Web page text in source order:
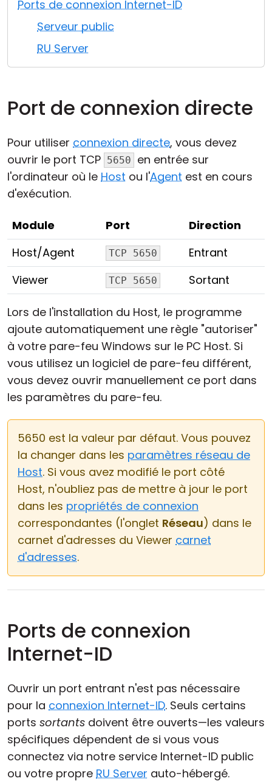
Ports de connexion Internet-ID
Serveur public
RU Server
Port de connexion directe
Pour utiliser connexion directe, vous devez
ouvrir le port TCP 5650
en entrée sur
l'ordinateur où le Host ou l'Agent est en cours
d'exécution.
Module Port
Direction
Host/Agent
TCP 5650
Entrant
Viewer
TCP 5650 Sortant
Lors de l'installation du Host, le programme
ajoute automatiquement une règle "autoriser"
à votre pare-feu Windows sur le PC Host. Si
vous utilisez un logiciel de pare-feu différent,
vous devez ouvrir manuellement ce port dans
les paramètres du pare-feu.
5650 est la valeur par défaut. Vous pouvez
la changer dans les paramètres réseau de
Host. Si vous avez modifié le port côté
Host, n'oubliez pas de mettre à jour le port
dans les propriétés de connexion
correspondantes (l'onglet Réseau) dans le
carnet d'adresses du Viewer carnet
d'adresses.
Ports de connexion
Internet-ID
Ouvrir un port entrant n'est pas nécessaire
pour la connexion Internet-ID. Seuls certains
ports sortants doivent être ouverts—les valeurs
spécifiques dépendent de si vous vous
connectez via notre service Internet-ID public
ou votre propre RU Server auto-hébergé.